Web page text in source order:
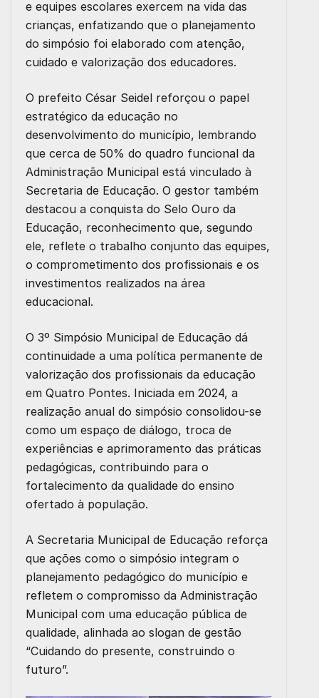
e equipes escolares exercem na vida das
crianças, enfatizando que o planejamento
do simpósio foi elaborado com atenção,
cuidado e valorização dos educadores.
O prefeito César Seidel reforçou o papel
estratégico da educação no
desenvolvimento do município, lembrando
que cerca de 50% do quadro funcional da
Administração Municipal está vinculado à
Secretaria de Educação. O gestor também
destacou a conquista do Selo Ouro da
Educação, reconhecimento que, segundo
ele, reflete o trabalho conjunto das equipes,
o comprometimento dos profissionais e os
investimentos realizados na área
educacional.
O 3º Simpósio Municipal de Educação dá
continuidade a uma política permanente de
valorização dos profissionais da educação
em Quatro Pontes. Iniciada em 2024, a
realização anual do simpósio consolidou-se
como um espaço de diálogo, troca de
experiências e aprimoramento das práticas
pedagógicas, contribuindo para o
fortalecimento da qualidade do ensino
ofertado à população.
A Secretaria Municipal de Educação reforça
que ações como o simpósio integram o
planejamento pedagógico do município e
refletem o compromisso da Administração
Municipal com uma educação pública de
qualidade, alinhada ao slogan de gestão
“Cuidando do presente, construindo o
futuro”.